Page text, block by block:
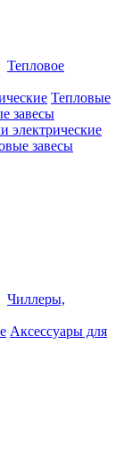
Тепловое
Тепловые
завесы
электрические
завесы
Чиллеры,
Аксессуары для